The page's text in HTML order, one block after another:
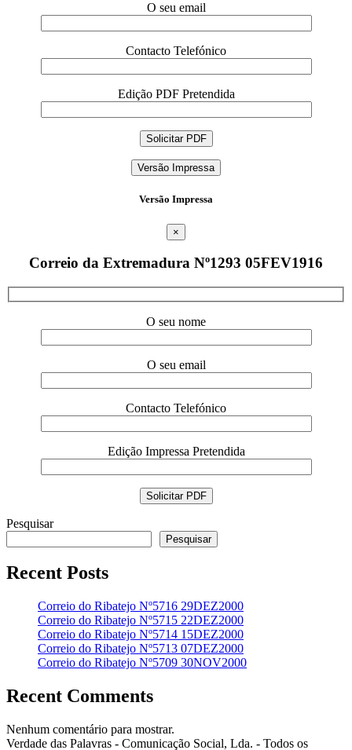
O seu email
Contacto Telefónico
Edição PDF Pretendida
Versão Impressa
Versão Impressa
×
Correio da Extremadura Nº1293 05FEV1916
O seu nome
O seu email
Contacto Telefónico
Edição Impressa Pretendida
Pesquisar
Pesquisar
Recent Posts
Correio do Ribatejo Nº5716 29DEZ2000
Correio do Ribatejo Nº5715 22DEZ2000
Correio do Ribatejo Nº5714 15DEZ2000
Correio do Ribatejo Nº5713 07DEZ2000
Correio do Ribatejo Nº5709 30NOV2000
Recent Comments
Nenhum comentário para mostrar.
Verdade das Palavras - Comunicação Social, Lda. - Todos os